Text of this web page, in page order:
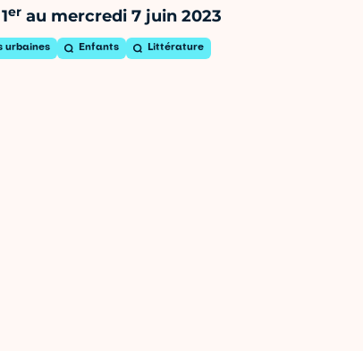
er au mercredi 7 juin 2023
urbaines Enfants Littérature